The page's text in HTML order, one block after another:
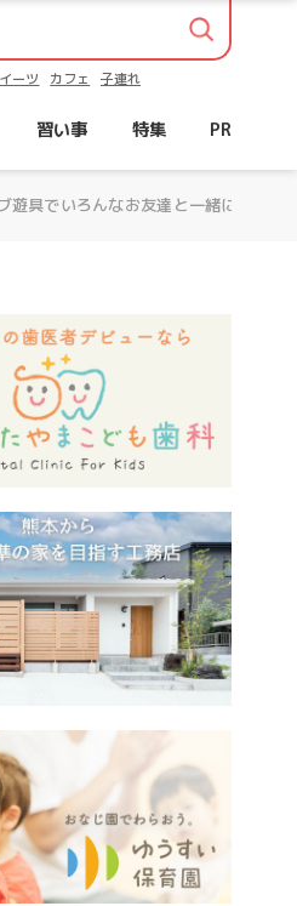
ーツ カフェ 子連れ
習い事 特集 PR
遊具でいろんなお友達と一緒にあそぼ